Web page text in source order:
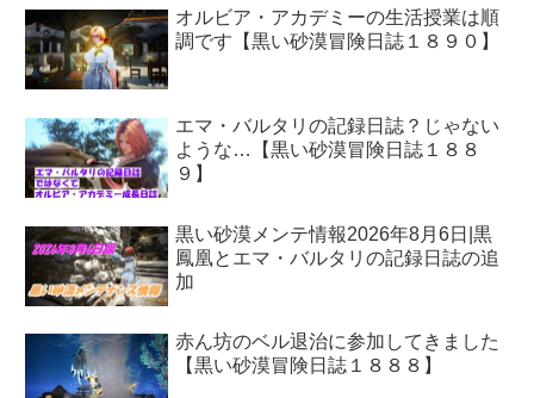
オルビア・アカデミーの生活授業は順
調です【黒い砂漠冒険日誌１８９０】
エマ・バルタリの記録日誌？じゃない
ような…【黒い砂漠冒険日誌１８８
９】
黒い砂漠メンテ情報2026年8月6日|黒
鳳凰とエマ・バルタリの記録日誌の追
加
赤ん坊のベル退治に参加してきました
【黒い砂漠冒険日誌１８８８】